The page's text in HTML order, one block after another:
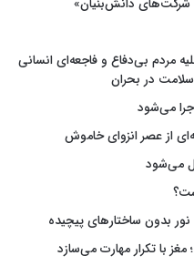
مردم بی‌دفاع و فاجعه‌ای انسانی
در بحران
می‌شود
از عصر انزوای خاموش
می‌شود
بدون ساختارهای پیچیده
با تکرار مهارت می‌سازد